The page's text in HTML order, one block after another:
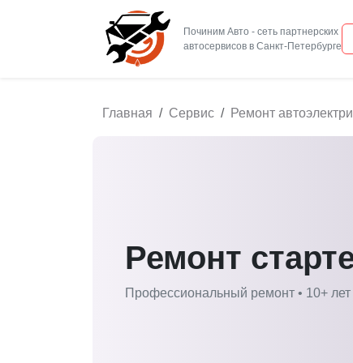
Починим Авто - сеть партнерских
Главная Сервис Ремонт
Ремонт
Профессиональный ремонт • 10+